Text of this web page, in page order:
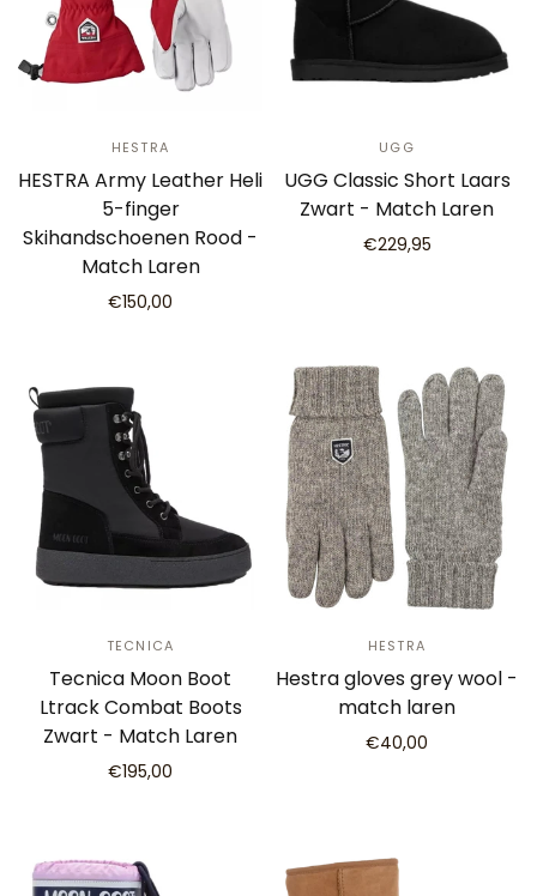
HESTRA
HESTRA Army Leather Heli
5-finger
Skihandschoenen Rood -
Match Laren
€150,00
UGG
UGG Classic Short Laars
Zwart - Match Laren
€229,95
TECNICA
Tecnica Moon Boot
Ltrack Combat Boots
Zwart - Match Laren
€195,00
HESTRA
Hestra gloves grey wool -
match laren
€40,00